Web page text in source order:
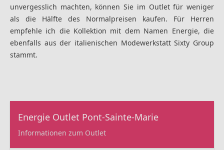
unvergesslich machten, können Sie im Outlet für weniger
als die Hälfte des Normalpreisen kaufen. Für Herren
empfehle ich die Kollektion mit dem Namen Energie, die
ebenfalls aus der italienischen Modewerkstatt Sixty Group
stammt.
Energie Outlet Pont-Sainte-Marie
Informationen zum Outlet